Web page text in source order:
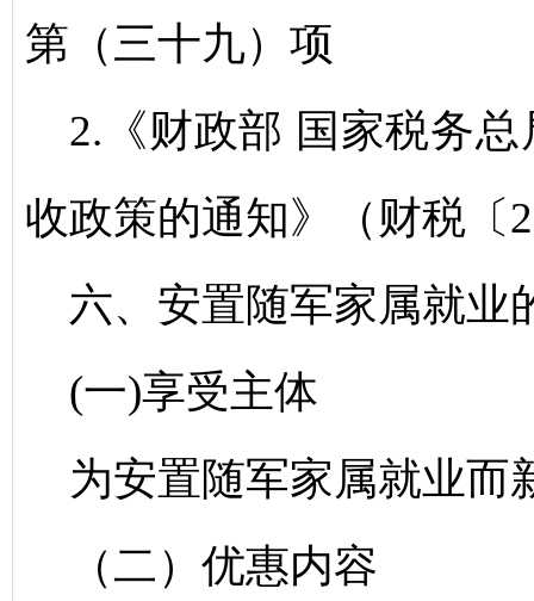
第（三十九）项
2.《财政部 国家税务
收政策的通知》（财税〔
六、安置随军家属就业
(一)享受主体
为安置随军家属就业而
（二）优惠内容